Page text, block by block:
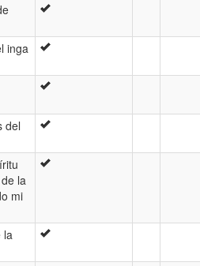
inga
del
la
mi
la